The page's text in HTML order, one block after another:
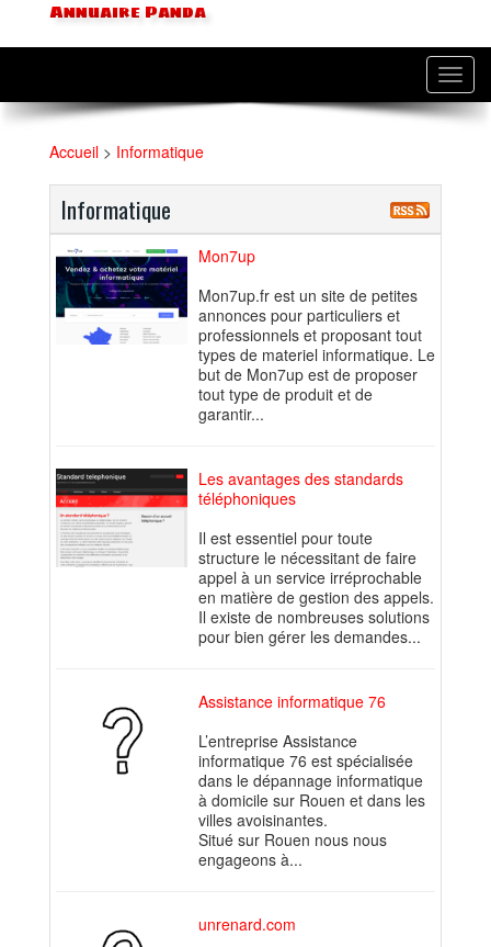
Annuaire Panda
Accueil > Informatique
Informatique
Mon7up
Mon7up.fr est un site de petites
annonces pour particuliers et
professionnels et proposant tout
types de materiel informatique. Le
but de Mon7up est de proposer
tout type de produit et de
garantir...
Les avantages des standards
téléphoniques
Il est essentiel pour toute
structure le nécessitant de faire
appel à un service irréprochable
en matière de gestion des appels.
Il existe de nombreuses solutions
pour bien gérer les demandes...
Assistance informatique 76
L’entreprise Assistance
informatique 76 est spécialisée
dans le dépannage informatique
à domicile sur Rouen et dans les
villes avoisinantes.
Situé sur Rouen nous nous
engageons à...
unrenard.com